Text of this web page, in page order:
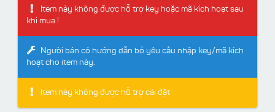
Item này không được hỗ trợ key hoặc mã kích hoạt sau
khi mua !
Người bán có hướng dẫn bỏ yêu cầu nhập key/mã kích
hoạt cho item này.
Item này không được hỗ trợ cài đặt